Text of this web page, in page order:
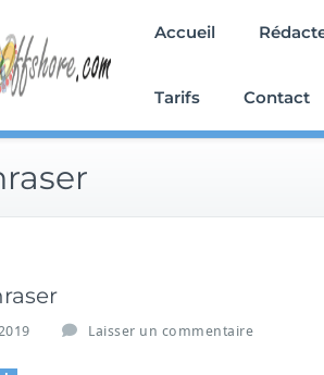
Accueil
Tarifs Contact
Laisser un commentaire